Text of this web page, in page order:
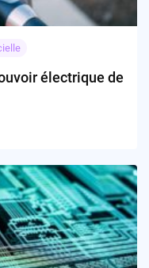
électrique de